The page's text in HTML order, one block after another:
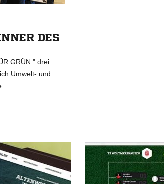
DES
GRÜN " drei
Umwelt- und